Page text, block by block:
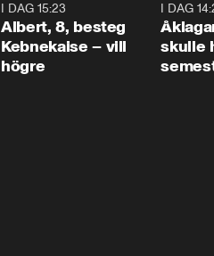
I DAG 15:23
Albert, 8, besteg
Kebnekaise – vill
högre
I DAG
skulle